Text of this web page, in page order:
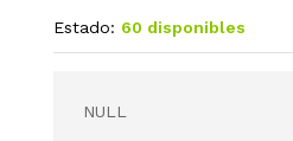
Estado: 60 disponibles
NULL